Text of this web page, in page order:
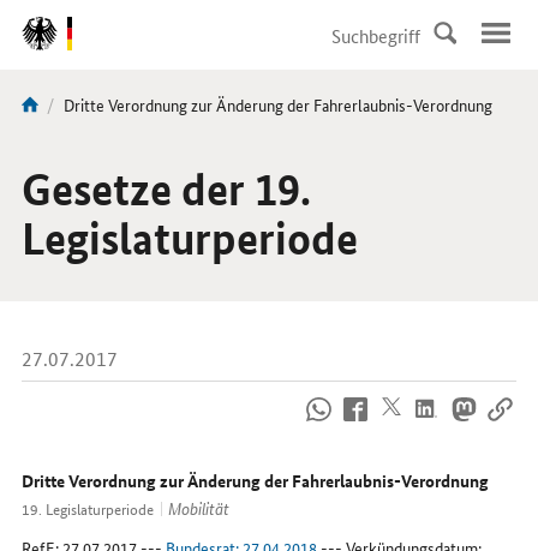
DirektZu:
Navigation
Sie
hier:
Aktuelle
Dritte Verordnung zur Änderung der Fahrerlaubnis-Verordnung
Gesetze der 19.
Legislaturperiode
27.07.2017
uns
Internet
Dritte Verordnung zur Änderung der Fahrerlaubnis-Verordnung
19. Legislaturperiode
Mobilität